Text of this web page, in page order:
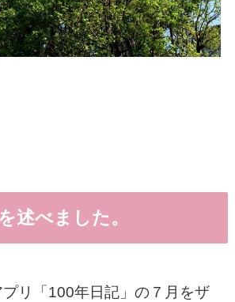
述べました。
リ「100年日記」の７月をザ